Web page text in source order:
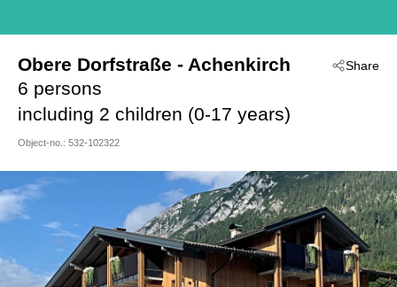
Share
Obere Dorfstraße - Achenkirch
6 persons
including 2 children (0-17 years)
Object-no.: 532-102322